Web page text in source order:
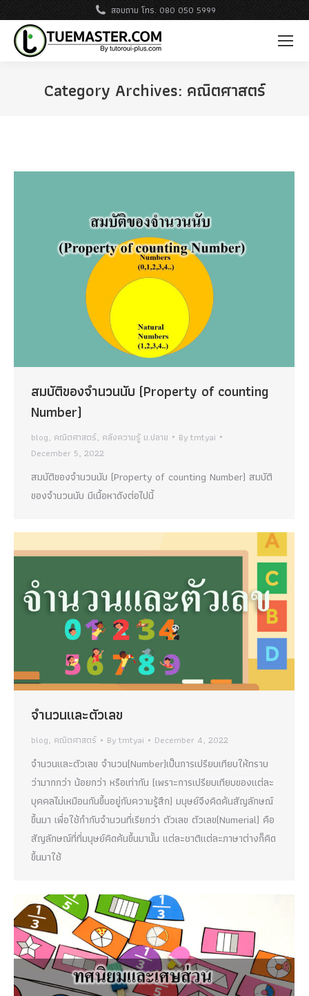
สอบถาม โทร. 080 050 5999
Category Archives: คณิตศาสตร์
สมบัติของจำนวนนับ (Property of counting
Number)
blog, คณิตศาสตร์, คลังความรู้ ม.ปลาย Bytmtyai
December 5, 2022
สมบัติของจำนวนนับ (Property of counting Number) สมบัติ
ของจำนวนนับ มีเนื้อหาดังต่อไปนี้
จำนวนและตัวเลข
blog, คณิตศาสตร์ Bytmtyai December 4, 2022
จำนวนและตัวเลข จำนวน(Number)เป็นการเปรียบเทียบให้ทราบ
ว่ามากกว่า น้อยกว่า หรือเท่ากัน (เพราะการเปรียบเทียบของแต่ละ
บุคคลไม่เหมือนกันขึ้นอยู่กับความรู้สึก) มนุษย์จึงคิดค้นสัญลักษณ์
ขึ้นมา เพื่อใช้กำกับจำนวนที่เรียกว่า ตัวเลข ตัวเลข(Numerial) คือ
สัญลักษณ์ที่ที่มนุษย์คิดค้นขึ้นมานั้น แต่ละชาติแต่ละภาษาต่างก็คิด
ขึ้นมาใช้